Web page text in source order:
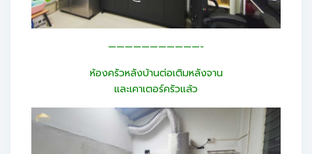
———————————-
ห้องครัวหลังบ้านต่อเติมหลังจาน
และเคาเตอร์ครัวแล้ว